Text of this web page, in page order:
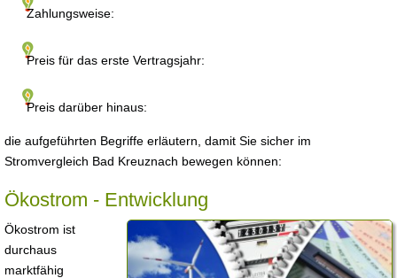
Zahlungsweise:
Preis für das erste Vertragsjahr:
Preis darüber hinaus:
die aufgeführten Begriffe erläutern, damit Sie sicher im
Stromvergleich Bad Kreuznach bewegen können:
Ökostrom - Entwicklung
Ökostrom ist
durchaus
marktfähig